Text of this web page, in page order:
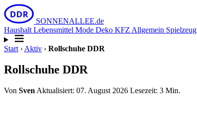
DDR
SONNENALLEE.de
Haushalt Lebensmittel Mode Deko KFZ Allgemein Spielzeug
Start › Aktiv › Rollschuhe DDR
Rollschuhe DDR
Von Sven Aktualisiert: 07. August 2026 Lesezeit: 3 Min.